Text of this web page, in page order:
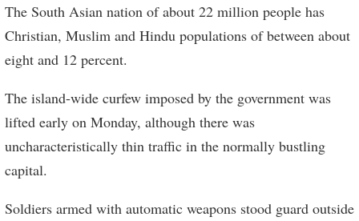
The South Asian nation of about 22 million people has
Christian, Muslim and Hindu populations of between about
eight and 12 percent.
The island-wide curfew imposed by the government was
lifted early on Monday, although there was
uncharacteristically thin traffic in the normally bustling
capital.
Soldiers armed with automatic weapons stood guard outside